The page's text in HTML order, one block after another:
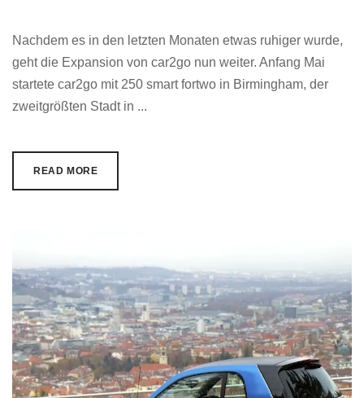
Nachdem es in den letzten Monaten etwas ruhiger wurde,
geht die Expansion von car2go nun weiter. Anfang Mai
startete car2go mit 250 smart fortwo in Birmingham, der
zweitgrößten Stadt in ...
READ MORE